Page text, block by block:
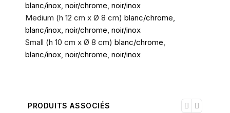
blanc/inox, noir/chrome, noir/inox
Medium (h 12 cm x Ø 8 cm) blanc/chrome,
blanc/inox, noir/chrome, noir/inox
Small (h 10 cm x Ø 8 cm) blanc/chrome,
blanc/inox, noir/chrome, noir/inox
PRODUITS ASSOCIÉS